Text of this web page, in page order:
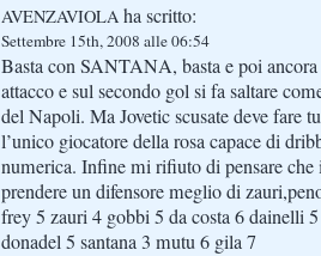
AVENZAVIOLA ha scritto:
Settembre 15th, 2008 alle 06:54
Basta con SANTANA, basta e poi ancora
attacco e sul secondo gol si fa saltare
del Napoli. Ma Jovetic scusate deve fare
l’unico giocatore della rosa capace di
numerica. Infine mi rifiuto di pensare
prendere un difensore meglio di
frey 5 zauri 4 gobbi 5 da costa 6 dainelli
donadel 5 santana 3 mutu 6 gila 7